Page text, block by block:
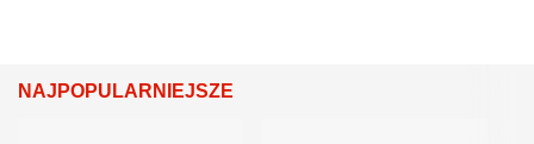
NAJPOPULARNIEJSZE